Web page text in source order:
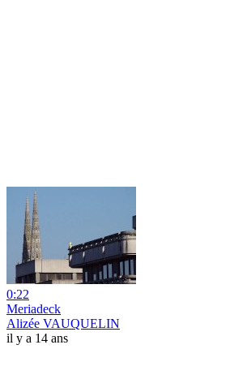
0:22
Meriadeck
Alizée VAUQUELIN
il y a 14 ans